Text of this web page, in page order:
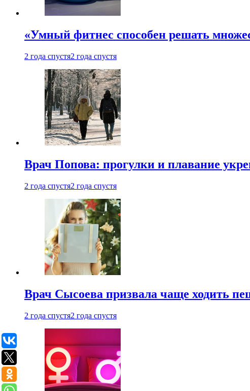
«Умный фитнес способен решать
2 года спустя2 года спустя
Врач Попова: прогулки и плавание
2 года спустя2 года спустя
Врач Сысоева призвала чаще ходить
2 года спустя2 года спустя